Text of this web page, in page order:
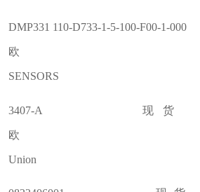
DMP331 110-D733-1-5-100-F00-1-
欧
SENSORS
3407-A 现货 查
欧
Union